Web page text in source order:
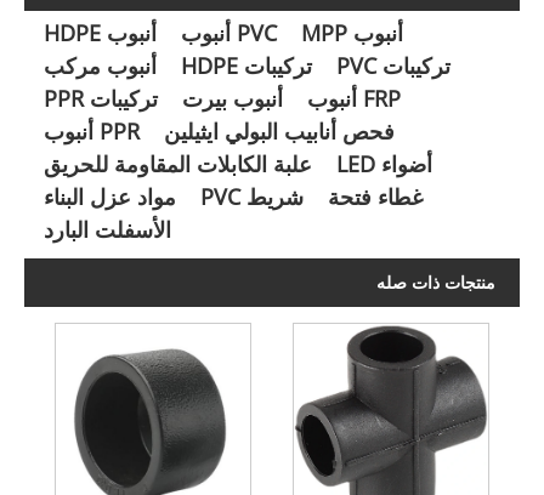
أنبوب HDPE PVC أنبوب
أنبوب MPP
أنبوب مركب
تركيبات HDPE
تركيبات PVC
تركيبات PPR
أنبوب بيرت
FRP أنبوب
PPR أنبوب
فحص أنابيب البولي ايثيلين
علبة الكابلات المقاومة للحريق
أضواء LED
مواد عزل البناء
شريط PVC
غطاء فتحة
الأسفلت البارد
منتجات ذات صله